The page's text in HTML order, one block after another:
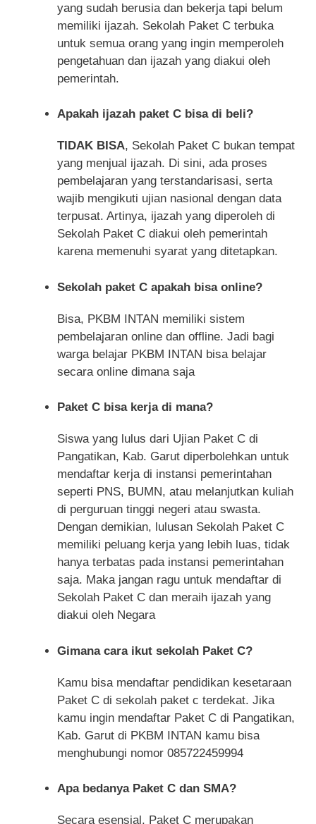
yang sudah berusia dan bekerja tapi belum
memiliki ijazah. Sekolah Paket C terbuka
untuk semua orang yang ingin memperoleh
pengetahuan dan ijazah yang diakui oleh
pemerintah.
Apakah ijazah paket C bisa di beli?
TIDAK BISA, Sekolah Paket C bukan tempat
yang menjual ijazah. Di sini, ada proses
pembelajaran yang terstandarisasi, serta
wajib mengikuti ujian nasional dengan data
terpusat. Artinya, ijazah yang diperoleh di
Sekolah Paket C diakui oleh pemerintah
karena memenuhi syarat yang ditetapkan.
Sekolah paket C apakah bisa online?
Bisa, PKBM INTAN memiliki sistem
pembelajaran online dan offline. Jadi bagi
warga belajar PKBM INTAN bisa belajar
secara online dimana saja
Paket C bisa kerja di mana?
Siswa yang lulus dari Ujian Paket C di
Pangatikan, Kab. Garut diperbolehkan untuk
mendaftar kerja di instansi pemerintahan
seperti PNS, BUMN, atau melanjutkan kuliah
di perguruan tinggi negeri atau swasta.
Dengan demikian, lulusan Sekolah Paket C
memiliki peluang kerja yang lebih luas, tidak
hanya terbatas pada instansi pemerintahan
saja. Maka jangan ragu untuk mendaftar di
Sekolah Paket C dan meraih ijazah yang
diakui oleh Negara
Gimana cara ikut sekolah Paket C?
Kamu bisa mendaftar pendidikan kesetaraan
Paket C di sekolah paket c terdekat. Jika
kamu ingin mendaftar Paket C di Pangatikan,
Kab. Garut di PKBM INTAN kamu bisa
menghubungi nomor 085722459994
Apa bedanya Paket C dan SMA?
Secara esensial, Paket C merupakan